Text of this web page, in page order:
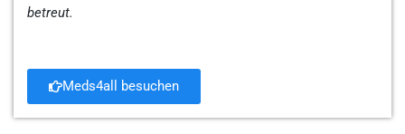
betreut.
Meds4all besuchen